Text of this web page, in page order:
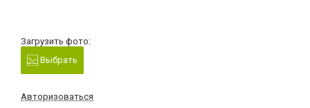
Загрузить фото:
Выбрать
Авторизоваться